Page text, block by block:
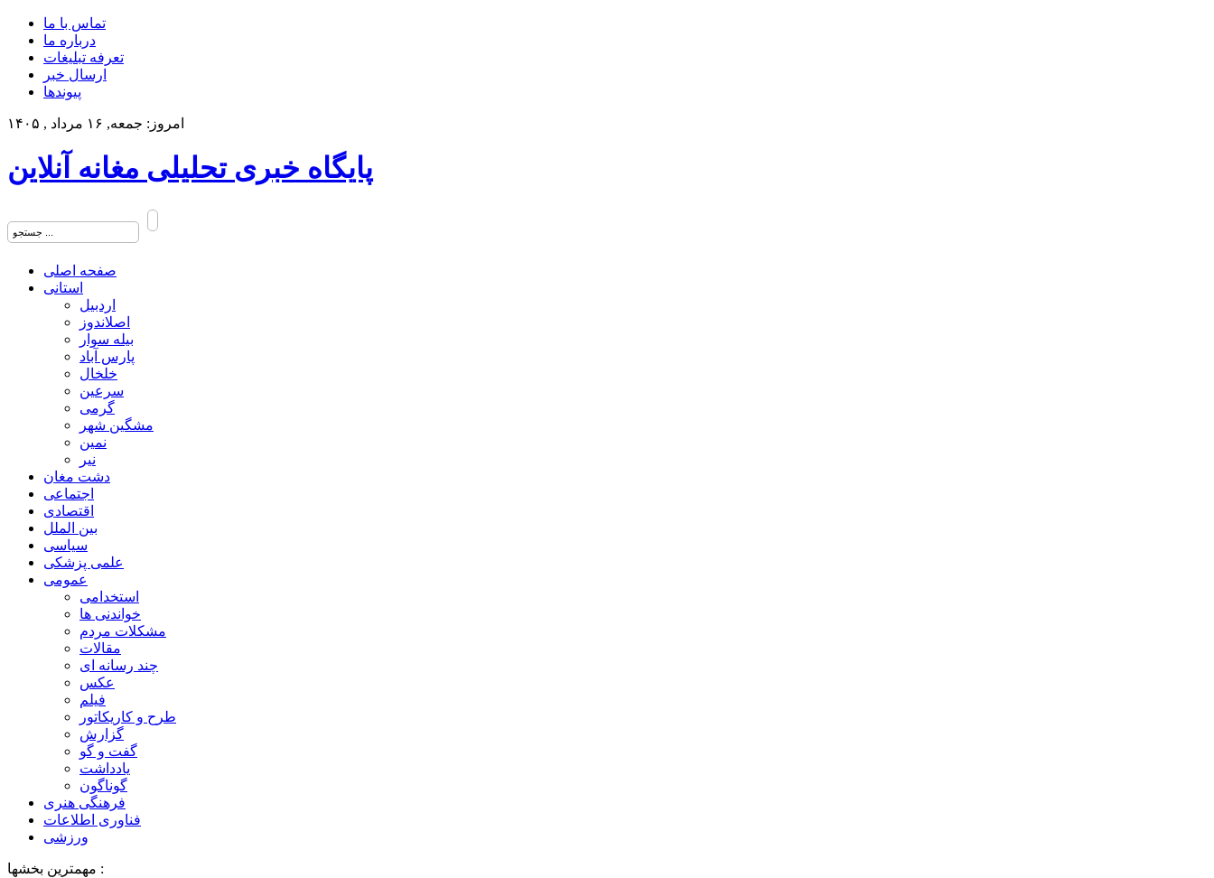
تماس با ما
درباره ما
تعرفه تبلیغات
ارسال خبر
پیوندها
امروز: جمعه, ۱۶ مرداد , ۱۴۰۵
پایگاه خبری تحلیلی مغانه آنلاین
صفحه اصلی
استانی
اردبیل
اصلاندوز
بیله سوار
پارس آباد
خلخال
سرعین
گرمی
مشگین شهر
نمین
نیر
دشت مغان
اجتماعی
اقتصادی
بین الملل
سیاسی
علمی پزشکی
عمومی
استخدامی
خواندنی ها
مشکلات مردم
مقالات
چند رسانه ای
عکس
فیلم
طرح و کاریکاتور
گزارش
گفت و گو
یادداشت
گوناگون
فرهنگی هنری
فناوری اطلاعات
ورزشی
مهمترین بخشها :